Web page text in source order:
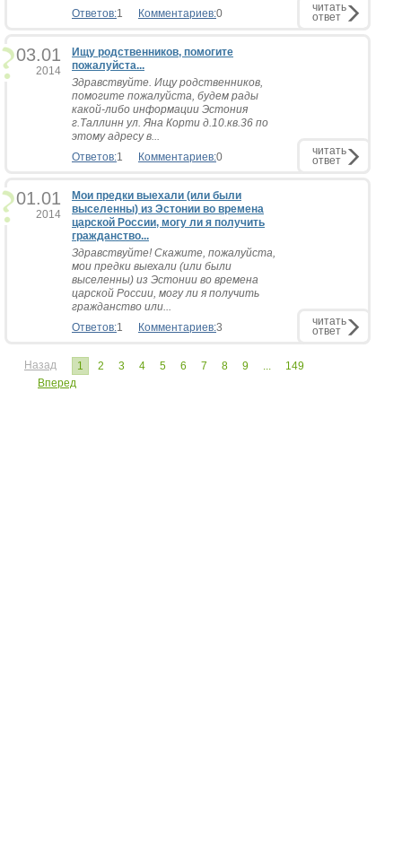
Ответов:1 Комментариев:0 читать
ответ
03.01
2014
Ищу родственников, помогите
пожалуйста...
Здравствуйте. Ищу родственников,
помогите пожалуйста, будем рады
какой-либо информации Эстония
г.Таллинн ул. Яна Корти д.10.кв.36 по
этому адресу в...
Ответов:1 Комментариев:0 читать
ответ
01.01
2014
Мои предки выехали (или были
выселенны) из Эстонии во времена
царской России, могу ли я получить
гражданство...
Здравствуйте! Скажите, пожалуйста,
мои предки выехали (или были
выселенны) из Эстонии во времена
царской России, могу ли я получить
гражданство или...
Ответов:1 Комментариев:3 читать
ответ
Назад 1 2 3 4 5 6 7 8 9 ...
149
Вперед